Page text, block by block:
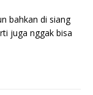
bahkan di siang
juga nggak bisa